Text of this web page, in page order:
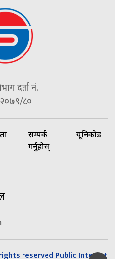
दर्ता नं.
८०
सम्पर्क
गर्नुहोस्
यूनिकोड
reserved Public Interest